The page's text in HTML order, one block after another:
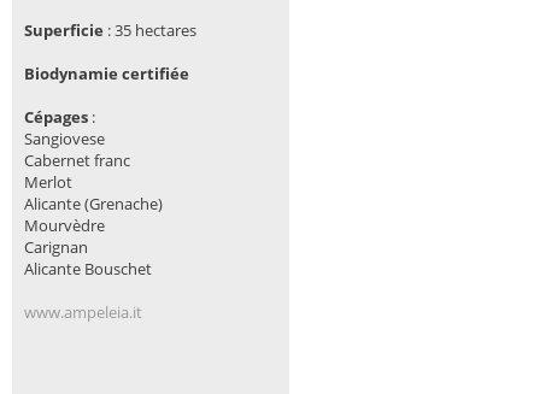
Superficie : 35 hectares
Biodynamie certifiée
Cépages :
Sangiovese
Cabernet franc
Merlot
Alicante (Grenache)
Mourvèdre
Carignan
Alicante Bouschet
www.ampeleia.it